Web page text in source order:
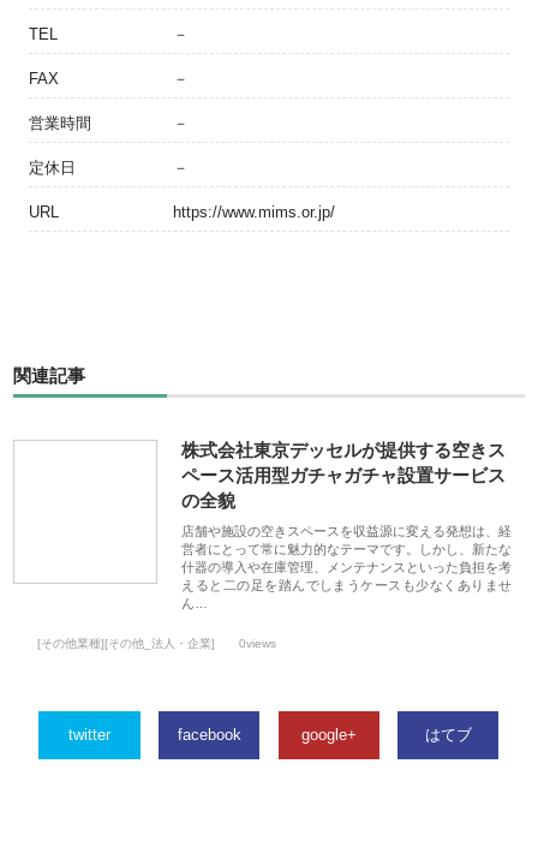
TEL －
FAX －
営業時間 －
定休日 －
URL https://www.mims.or.jp/
関連記事
株式会社東京デッセルが提供する空きス
ペース活用型ガチャガチャ設置サービス
の全貌
店舗や施設の空きスペースを収益源に変える発想は、経
営者にとって常に魅力的なテーマです。しかし、新たな
什器の導入や在庫管理、メンテナンスといった負担を考
えると二の足を踏んでしまうケースも少なくありませ
ん…
[その他業種][その他_法人・企業] 0views
twitter facebook google+ はてブ